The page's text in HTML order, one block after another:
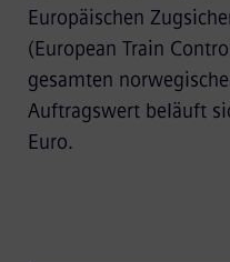
Europäischen
(European Train
gesamten
Auftragswert beläuft
Euro.